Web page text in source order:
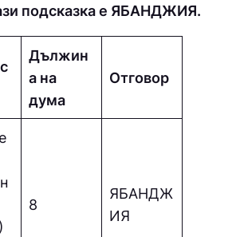
подсказка е ЯБAНДЖИЯ.
Дължин
а на
дума
Отговор
8
ЯБAНДЖ
ИЯ